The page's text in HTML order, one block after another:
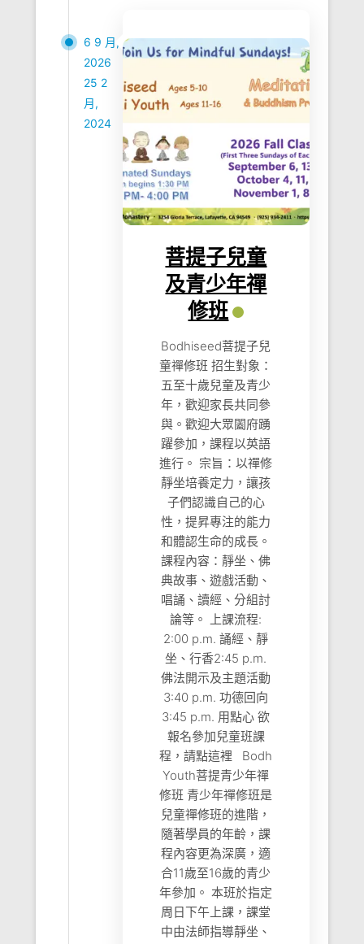
6 9 月,
2026
25 2
月,
2024
菩提子兒童
及青少年禪
修班
Bodhiseed菩提子兒
童禪修班 招生對象：
五至十歲兒童及青少
年，歡迎家長共同參
與。歡迎大眾闔府踴
躍參加，課程以英語
進行。 宗旨：以禪修
靜坐培養定力，讓孩
子們認識自己的心
性，提昇專注的能力
和體認生命的成長。
課程內容：靜坐、佛
典故事、遊戲活動、
唱誦、讀經、分組討
論等。 上課流程:
2:00 p.m. 誦經、靜
坐、行香2:45 p.m.
佛法開示及主題活動
3:40 p.m. 功德回向
3:45 p.m. 用點心 欲
報名參加兒童班課
程，請點這裡 Bodh
Youth菩提青少年禪
修班 青少年禪修班是
兒童禪修班的進階，
隨著學員的年齡，課
程內容更為深廣，適
合11歲至16歲的青少
年參加。 本班於指定
周日下午上課，課堂
中由法師指導靜坐、